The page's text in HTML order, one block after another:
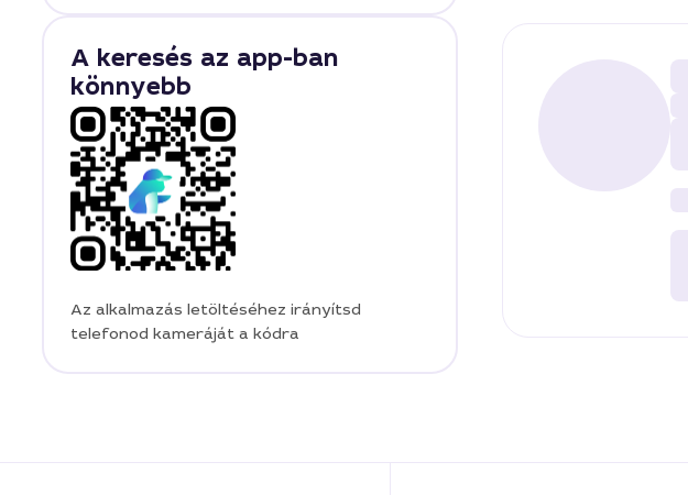
A keresés az app-ban
könnyebb
Az alkalmazás letöltéséhez irányítsd
telefonod kameráját a kódra